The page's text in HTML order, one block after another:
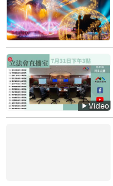
Video